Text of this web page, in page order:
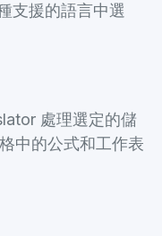
支援的語言中選
處理選定的儲
中的公式和工作表